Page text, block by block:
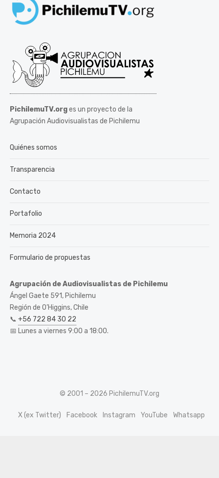
PichilemuTV.orges un proyecto de la
Agrupación Audiovisualistas de Pichilemu
Quiénes somos
Transparencia
Contacto
Portafolio
Memoria 2024
Formulario de propuestas
Agrupación de Audiovisualistas de Pichilemu
Ángel Gaete 591, Pichilemu
Región de O’Higgins, Chile
📞 +56 722 84 30 22
📅 Lunes a viernes 9:00 a 18:00.
© 2001 – 2026 PichilemuTV.org
X (ex Twitter) Facebook Instagram YouTube Whatsapp